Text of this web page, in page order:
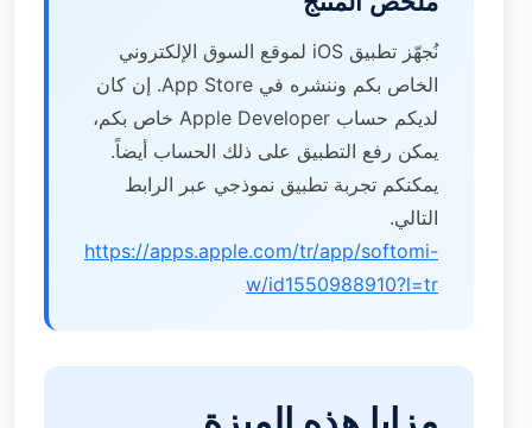
نُجهّز تطبيق iOS لموقع السوق الإلكتروني
الخاص بكم وننشره في App Store. إن كان
لديكم حساب Apple Developer خاص بكم،
يمكن رفع التطبيق على ذلك الحساب أيضاً.
يمكنكم تجربة تطبيق نموذجي عبر الرابط
التالي.
https://apps.apple.com/tr/app/softomi-
w/id1550988910?l=tr